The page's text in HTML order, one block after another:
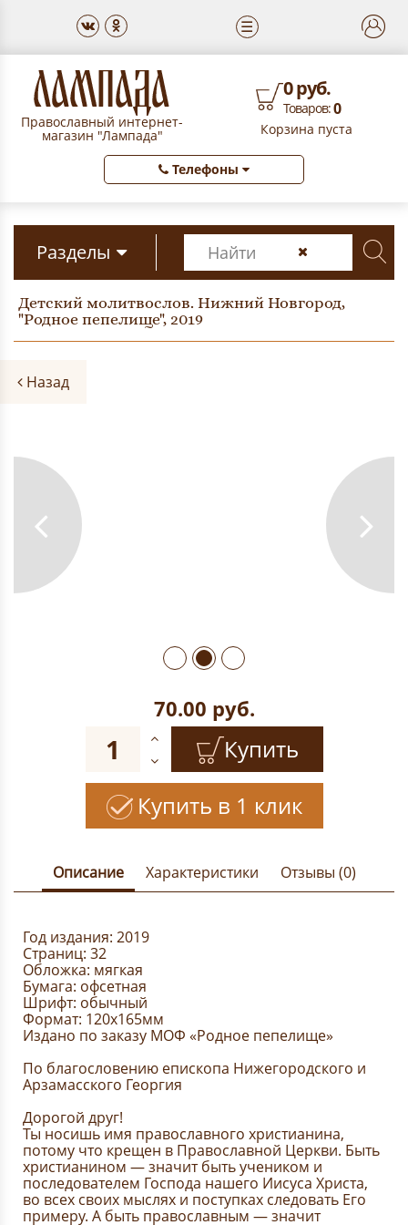
☰
Православный интернет-
магазин "Лампада"
0 руб.
Товаров:0
Корзина пуста
Телефоны
Разделы
Детский молитвослов. Нижний Новгород,
"Родное пепелище", 2019
Назад
70.00 руб.
Купить
Купить в 1 клик
Описание Характеристики Отзывы (0)
Год издания: 2019
Страниц: 32
Обложка: мягкая
Бумага: офсетная
Шрифт: обычный
Формат: 120х165мм
Издано по заказу МОФ «Родное пепелище»
По благословению епископа Нижегородского и
Арзамасского Георгия
Дорогой друг!
Ты носишь имя православного христианина,
потому что крещен в Православной Церкви. Быть
христианином — значит быть учеником и
последователем Господа нашего Иисуса Христа,
во всех своих мыслях и поступках следовать Его
примеру. А быть православным — значит